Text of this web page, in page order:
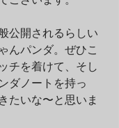
公開されるらしい
んパンダ。ぜひこ
チを着けて、そし
ダノートを持っ
たいな〜と思いま